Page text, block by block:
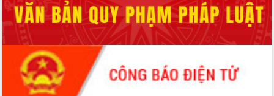
Tập huấn ứng dụng trí tuệ nhân tạo (AI)
trong thương mại điện tử năm 2026
Đoàn đại biểu Quốc hội tỉnh Đắk Lắk
trao đổi thông tin trước Kỳ họp thứ
nhất, Quốc hội khóa XVI
Quyết liệt cải cách hành chính, khơi
thông nguồn lực phát triển